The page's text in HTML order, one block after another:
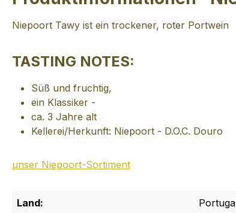
Niepoort Tawy ist ein trockener, roter Portwein
TASTING NOTES:
Süß und fruchtig,
ein Klassiker -
ca. 3 Jahre alt
Kellerei/Herkunft: Niepoort - D.O.C. Douro
unser Niepoort-Sortiment
Land: